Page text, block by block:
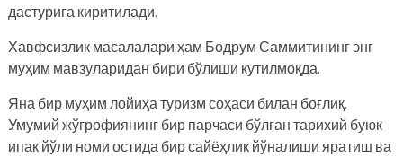
дастурига киритилади.
Хавфсизлик масалалари ҳам Бодрум Саммитининг энг
муҳим мавзуларидан бири бўлиши кутилмоқда.
Яна бир муҳим лойиҳа туризм соҳаси билан боғлиқ.
Умумий жўғрофиянинг бир парчаси бўлган тарихий буюк
ипак йўли номи остида бир сайёҳлик йўналиши яратиш ва